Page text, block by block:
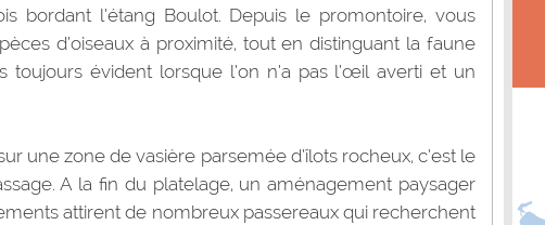
bordant l’étang Boulot. Depuis le promontoire, vous
d’oiseaux à proximité, tout en distinguant la faune
toujours évident lorsque l’on n’a pas l’œil averti et un
une zone de vasière parsemée d’îlots rocheux, c’est le
A la fin du platelage, un aménagement paysager
attirent de nombreux passereaux qui recherchent